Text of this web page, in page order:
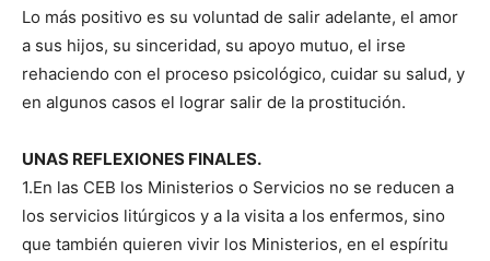
Lo más positivo es su voluntad de salir adelante, el amor
a sus hijos, su sinceridad, su apoyo mutuo, el irse
rehaciendo con el proceso psicológico, cuidar su salud, y
en algunos casos el lograr salir de la prostitución.
UNAS REFLEXIONES FINALES.
1.En las CEB los Ministerios o Servicios no se reducen a
los servicios litúrgicos y a la visita a los enfermos, sino
que también quieren vivir los Ministerios, en el espíritu